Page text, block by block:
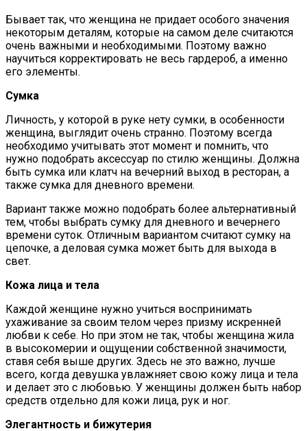
Бывает так, что женщина не придает особого значения
некоторым деталям, которые на самом деле считаются
очень важными и необходимыми. Поэтому важно
научиться корректировать не весь гардероб, а именно
его элементы.
Сумка
Личность, у которой в руке нету сумки, в особенности
женщина, выглядит очень странно. Поэтому всегда
необходимо учитывать этот момент и помнить, что
нужно подобрать аксессуар по стилю женщины. Должна
быть сумка или клатч на вечерний выход в ресторан, а
также сумка для дневного времени.
Вариант также можно подобрать более альтернативный
тем, чтобы выбрать сумку для дневного и вечернего
времени суток. Отличным вариантом считают сумку на
цепочке, а деловая сумка может быть для выхода в
свет.
Кожа лица и тела
Каждой женщине нужно учиться воспринимать
ухаживание за своим телом через призму искренней
любви к себе. Но при этом не так, чтобы женщина жила
в высокомерии и ощущении собственной значимости,
ставя себя выше других. Здесь не это важно, лучше
всего, когда девушка увлажняет свою кожу лица и тела
и делает это с любовью. У женщины должен быть набор
средств отдельно для кожи лица, рук и ног.
Элегантность и бижутерия